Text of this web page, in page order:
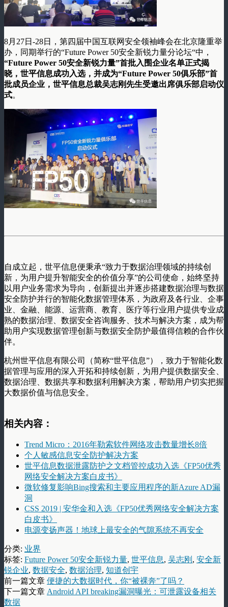
8月27日-28日，第四届中国互联网安全领袖峰会在北京隆重举
办，同期举行的“Future Power 50安全新锐力量分论坛“中，
“Future Power 50安全新锐力量”首批入围企业名单正式揭
晓， 世平信息成功入选，并成为“Future Power 50俱乐部”首
批成员企业，世平信息总裁吴志刚先生受邀出席俱乐部启动仪
式。
自成立起，世平信息便秉承“致力于数据治理领域的持续创
新，为用户提升智能安全的价值分享”的公司使命，始终坚持
以用户业务需求为导向，创新提出并逐步搭建数据治理与数据
安全防护并行的智能化数据管理体系，为政府及各行业、企事
业、金融、能源、运营商、教育、医疗等行业用户提供专业成
熟的数据治理、数据安全咨询服务、技术与解决方案，成为帮
助用户实现数据管理创新与数据安全防护最值得信赖的合作伙
伴。
杭州世平信息有限公司（简称“世平信息”），致力于智能化数
据管理与应用的深入开拓和持续创新，为用户提供数据安全、
数据治理、数据共享和数据利用解决方案，帮助用户切实把握
大数据价值与信息安全。
相关内容：
Trend Micro：2016年勒索软件网络攻击数量增长8倍
个人敏感信息安全防护解决方案
世平信息数据泄露防护之文档管控成功入选《FP50优秀
网络安全解决方案白皮书》
微软修复影响Bing搜索和主要应用程序的新Azure AD漏
洞
CSS 2019 | 安华金和入选《FP50优秀网络安全解决方案
白皮书》
电源变扬声器！地球上最安全的气隙系统不再安全
分类: 业界
标签: Future Power 50安全新锐力量, 世平信息, 吴志刚 , 安全新
锐企业, 数据安全, 数据治理, 知道创宇
前一篇文章 便捷的大数据时代，你“被裸奔”了吗？
下一篇文章 Android API breaking漏洞曝光：可泄露设备相关
数据